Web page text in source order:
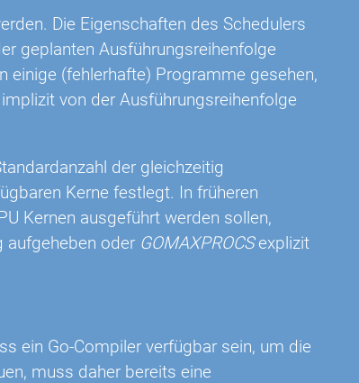
Die Eigenschaften des Schedulers
geplanten Ausführungsreihenfolge
einige (fehlerhafte) Programme gesehen,
von der Ausführungsreihenfolge
der gleichzeitig
Kerne festlegt. In früheren
Kernen ausgeführt werden sollen,
aufgeheben oder GOMAXPROCSexplizit
ein Go-Compiler verfügbar sein, um die
muss daher bereits eine